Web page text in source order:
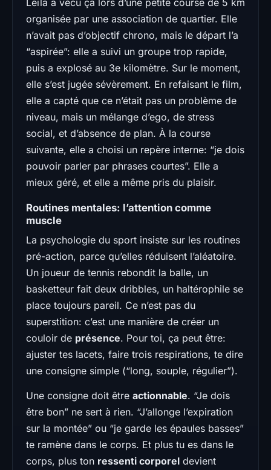
organisée par une association de quartier. Elle
n’avait pas d’objectif chrono, mais le départ l’a
“aspirée”: elle a suivi un groupe trop rapide,
puis a explosé au 3e kilomètre. Sur le moment,
elle s’est jugée sévèrement. En refaisant le film,
elle a capté que ce n’était pas un problème de
niveau, mais un mélange d’ego, de stress
social, et d’absence de plan. À la course
suivante, elle a choisi un repère interne: “je dois
pouvoir parler par phrases courtes”. Elle a
mieux géré, et elle a même pris du plaisir.
Routines mentales: l’attention comme
muscle
La psychologie du sport insiste sur les routines
pré-action, parce qu’elles réduisent l’aléatoire.
Un joueur de tennis rebondit la balle, un
basketteur fait deux dribbles, un haltérophile se
place toujours pareil. Ce n’est pas du
superstition: c’est une manière de créer un
couloir de présence. Pour toi, ça peut être:
ajuster tes lacets, faire trois respirations, te dire
une consigne simple (“long, souple, régulier”).
Une consigne doit être actionnable. “Je dois
être bon” ne sert à rien. “J’allonge l’expiration
sur la montée” ou “je garde les épaules basses”
te ramène dans le corps. Et plus tu es dans le
corps, plus ton ressenti corporel devient